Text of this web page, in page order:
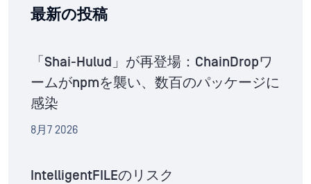
最新の投稿
「Shai-Hulud」が再登場：ChainDropワ
ームがnpmを襲い、数百のパッケージに
感染
8月7 2026
IntelligentFILEのリスク